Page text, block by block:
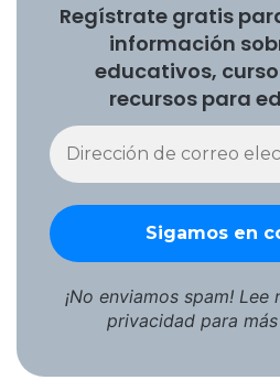
Regístrate gratis
información
educativos,
recursos para
¡No enviamos spam! Lee
privacidad para